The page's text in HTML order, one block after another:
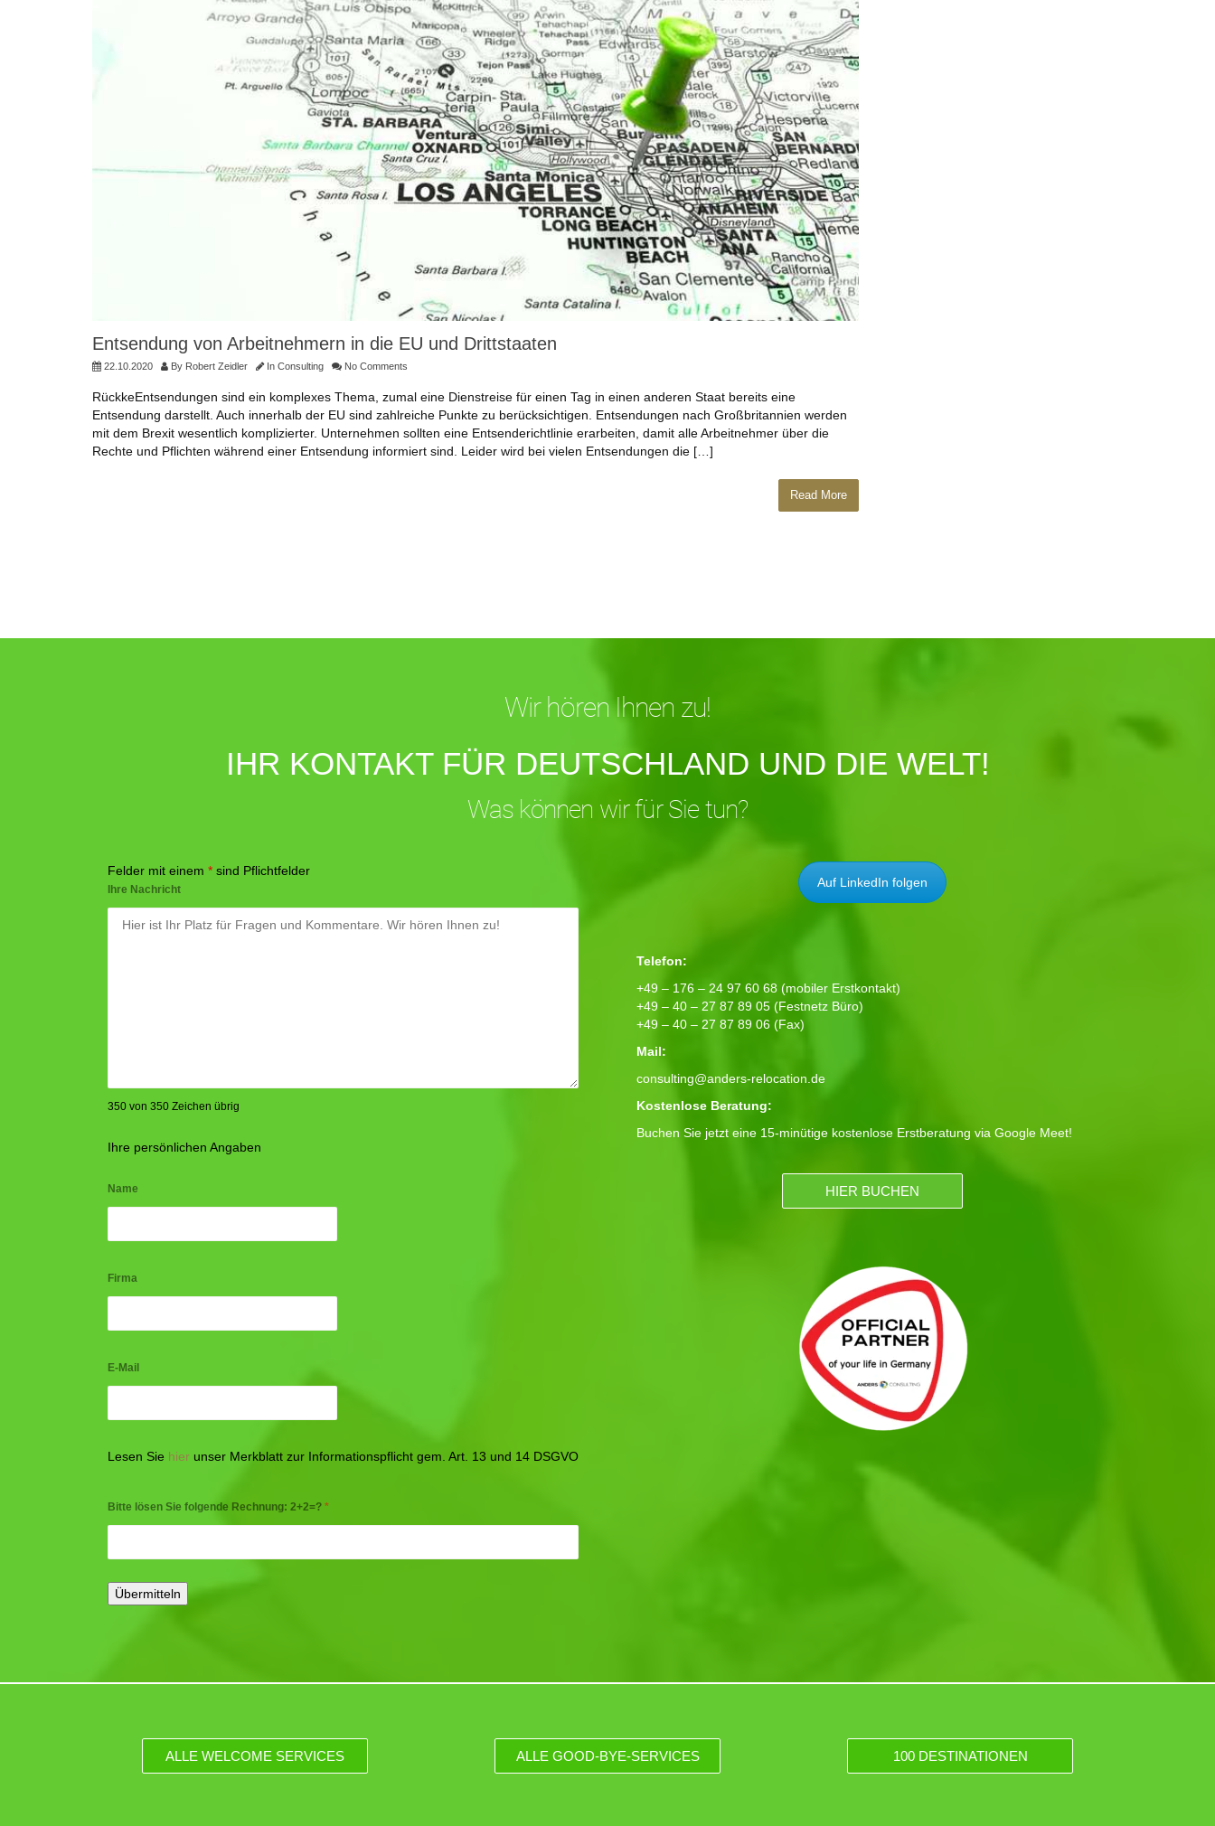
Entsendung von Arbeitnehmern in die EU und Drittstaaten
22.10.2020 By Robert Zeidler In Consulting No Comments
RückkeEntsendungen sind ein komplexes Thema, zumal eine Dienstreise für einen Tag in einen anderen Staat bereits eine
Entsendung darstellt. Auch innerhalb der EU sind zahlreiche Punkte zu berücksichtigen. Entsendungen nach Großbritannien werden
mit dem Brexit wesentlich komplizierter. Unternehmen sollten eine Entsenderichtlinie erarbeiten, damit alle Arbeitnehmer über die
Rechte und Pflichten während einer Entsendung informiert sind. Leider wird bei vielen Entsendungen die […]
Read More
Wir hören Ihnen zu!
IHR KONTAKT FÜR DEUTSCHLAND UND DIE WELT!
Was können wir für Sie tun?
Felder mit einem * sind Pflichtfelder
Ihre Nachricht
350 von 350 Zeichen übrig
Ihre persönlichen Angaben
Name
Firma
E-Mail
Lesen Sie hier unser Merkblatt zur Informationspflicht gem. Art. 13 und 14 DSGVO
Bitte lösen Sie folgende Rechnung: 2+2=? *
Auf LinkedIn folgen
Telefon:
+49 – 176 – 24 97 60 68 (mobiler Erstkontakt)
+49 – 40 – 27 87 89 05 (Festnetz Büro)
+49 – 40 – 27 87 89 06 (Fax)
Mail:
consulting@anders-relocation.de
Kostenlose Beratung:
Buchen Sie jetzt eine 15-minütige kostenlose Erstberatung via Google Meet!
HIER BUCHEN
ALLE WELCOME SERVICES ALLE GOOD-BYE-SERVICES 100 DESTINATIONEN